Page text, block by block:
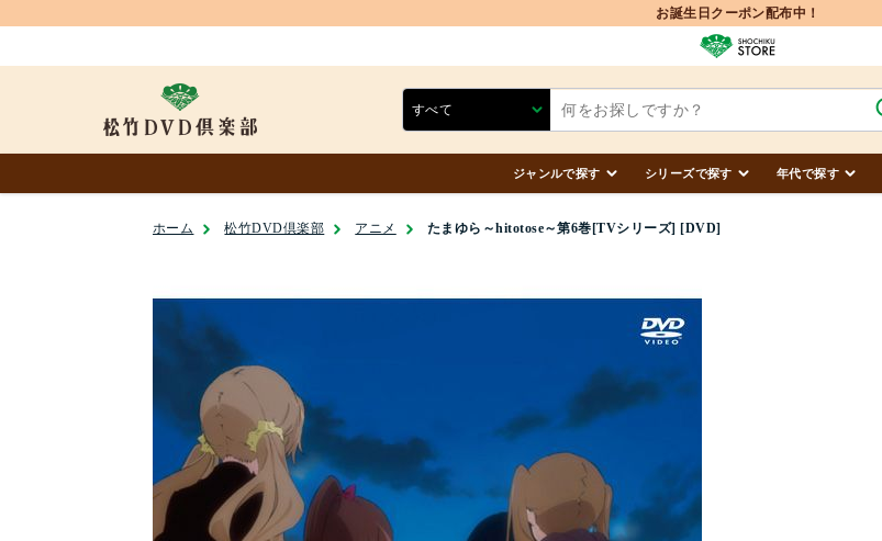
ジャンルで探す シリーズで探す 年代で探す
ホーム 松竹DVD倶楽部 アニメ たまゆら～hitotose～第6巻[TVシリーズ] [DVD]